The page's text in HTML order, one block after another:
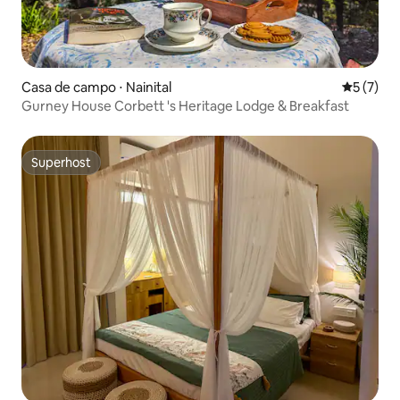
Casa de campo ⋅ Nainital 5 de
5 (7)
Gurney House Corbett 's Heritage Lodge & Breakfast
Superhost
Superhost